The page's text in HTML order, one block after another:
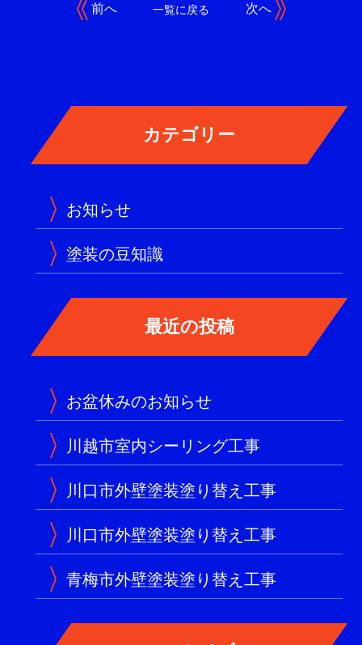
前へ 一覧に戻る 次へ
お知らせ
塗装の豆知識
お盆休みのお知らせ
川越市室内シーリング工事
川口市外壁塗装塗り替え工事
川口市外壁塗装塗り替え工事
青梅市外壁塗装塗り替え工事